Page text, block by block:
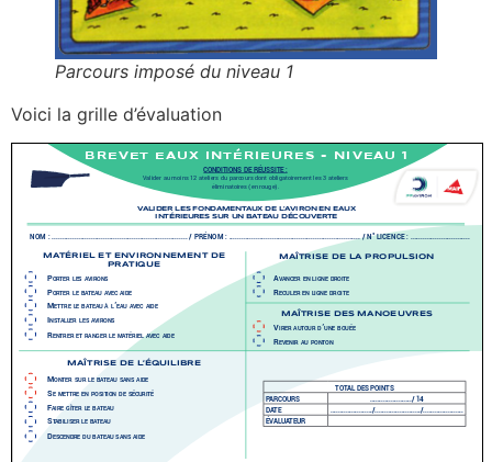
Parcours imposé du niveau 1
Voici la grille d’évaluation